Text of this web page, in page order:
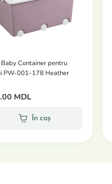
Baby Container pentru
PW-001-178 Heather
MDL
În coș